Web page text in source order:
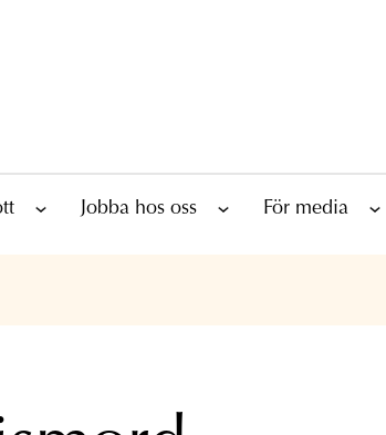
Jobba hos oss För media